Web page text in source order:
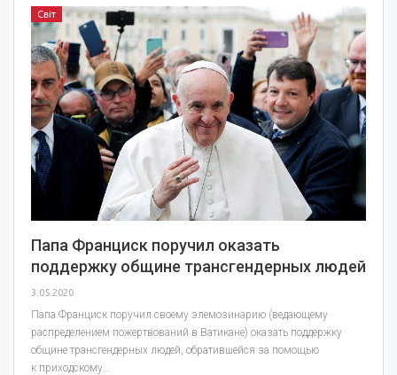
Світ
Папа Франциск поручил оказать
поддержку общине трансгендерных людей
3.05.2020
Папа Франциск поручил своему элемозинарию (ведающему
распределением пожертвований в Ватикане) оказать поддержку
общине трансгендерных людей, обратившейся за помощью
к приходскому…